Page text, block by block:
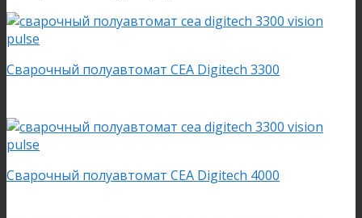
Cварочный полуавтомат CEA Digitech 3300
Cварочный полуавтомат CEA Digitech 4000